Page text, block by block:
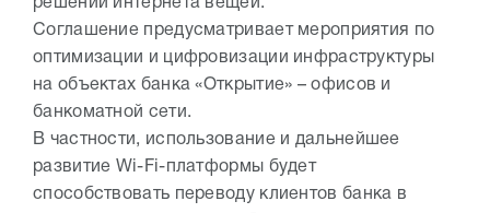
решений интернета вещей.
Соглашение предусматривает мероприятия по
оптимизации и цифровизации инфраструктуры
на объектах банка «Открытие» – офисов и
банкоматной сети.
В частности, использование и дальнейшее
развитие Wi-Fi-платформы будет
способствовать переводу клиентов банка в